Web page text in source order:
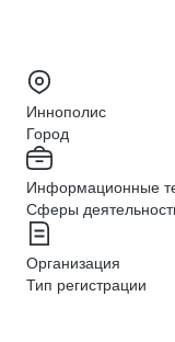
Иннополис
Город
Информационные
Сферы
Организация
Тип регистрации